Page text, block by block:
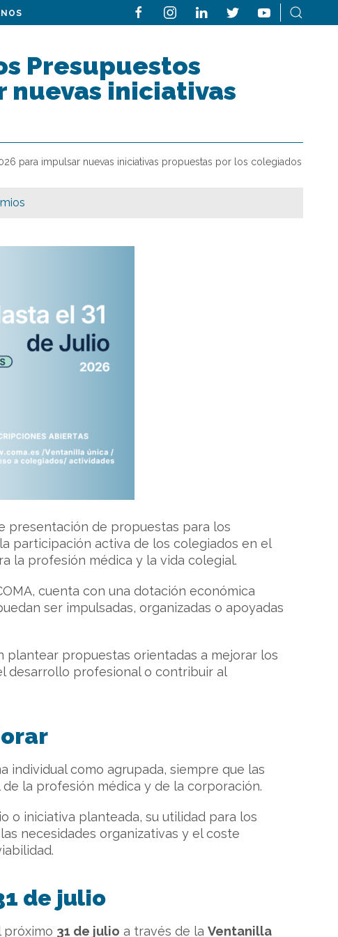
Presupuestos
nuevas iniciativas
para impulsar nuevas iniciativas propuestas por los colegiados
presentación de propuestas para los
participación activa de los colegiados en el
la profesión médica y la vida colegial.
cuenta con una dotación económica
ser impulsadas, organizadas o apoyadas
propuestas orientadas a mejorar los
desarrollo profesional o contribuir al
individual como agrupada, siempre que las
la profesión médica y de la corporación.
o iniciativa planteada, su utilidad para los
necesidades organizativas y el coste
de julio
próximo 31 de julio a través de la Ventanilla